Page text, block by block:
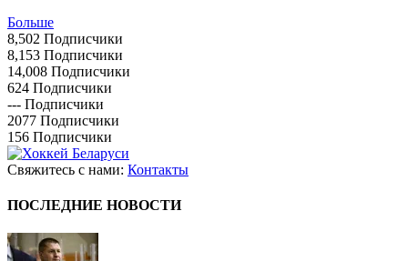
Больше
8,502 Подписчики
8,153 Подписчики
14,008 Подписчики
624 Подписчики
--- Подписчики
2077 Подписчики
156 Подписчики
Свяжитесь с нами: Контакты
ПОСЛЕДНИЕ НОВОСТИ